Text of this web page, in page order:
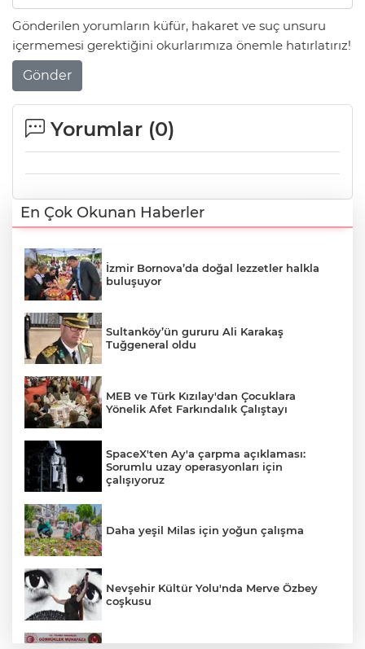
Gönderilen yorumların küfür, hakaret ve suç unsuru
içermemesi gerektiğini okurlarımıza önemle hatırlatırız!
Gönder
Yorumlar (0)
En Çok Okunan Haberler
İzmir Bornova’da doğal lezzetler halkla
buluşuyor
Sultanköy’ün gururu Ali Karakaş
Tuğgeneral oldu
MEB ve Türk Kızılay'dan Çocuklara
Yönelik Afet Farkındalık Çalıştayı
SpaceX'ten Ay'a çarpma açıklaması:
Sorumlu uzay operasyonları için
çalışıyoruz
Daha yeşil Milas için yoğun çalışma
Nevşehir Kültür Yolu'nda Merve Özbey
coşkusu